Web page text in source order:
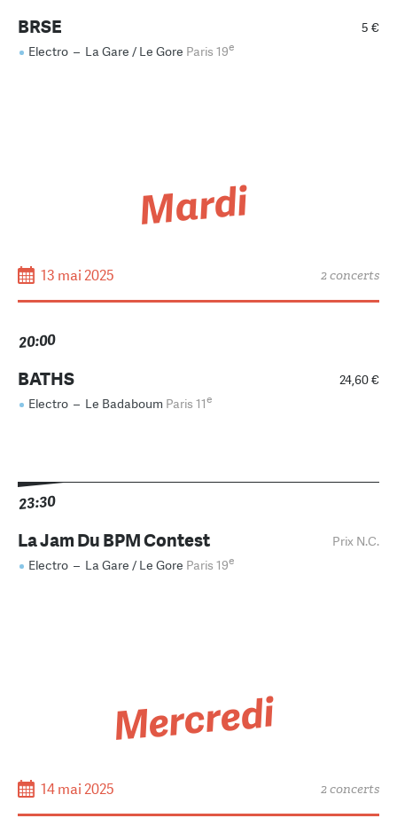
5 €
BRSE
Electro – La Gare / Le Gore Paris 19e
Mardi
13 mai 2025 2 concerts
20:00
24,60 €
BATHS
Electro – Le Badaboum Paris 11e
23:30
Prix N.C.
La Jam Du BPM Contest
Electro – La Gare / Le Gore Paris 19e
Mercredi
14 mai 2025 2 concerts